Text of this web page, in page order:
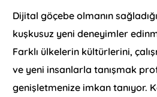
Dijital göçebe olmanın
kuşkusuz yeni deneyimler
Farklı ülkelerin kültürlerini,
ve yeni insanlarla tanışmak
genişletmenize imkan tanıyor.